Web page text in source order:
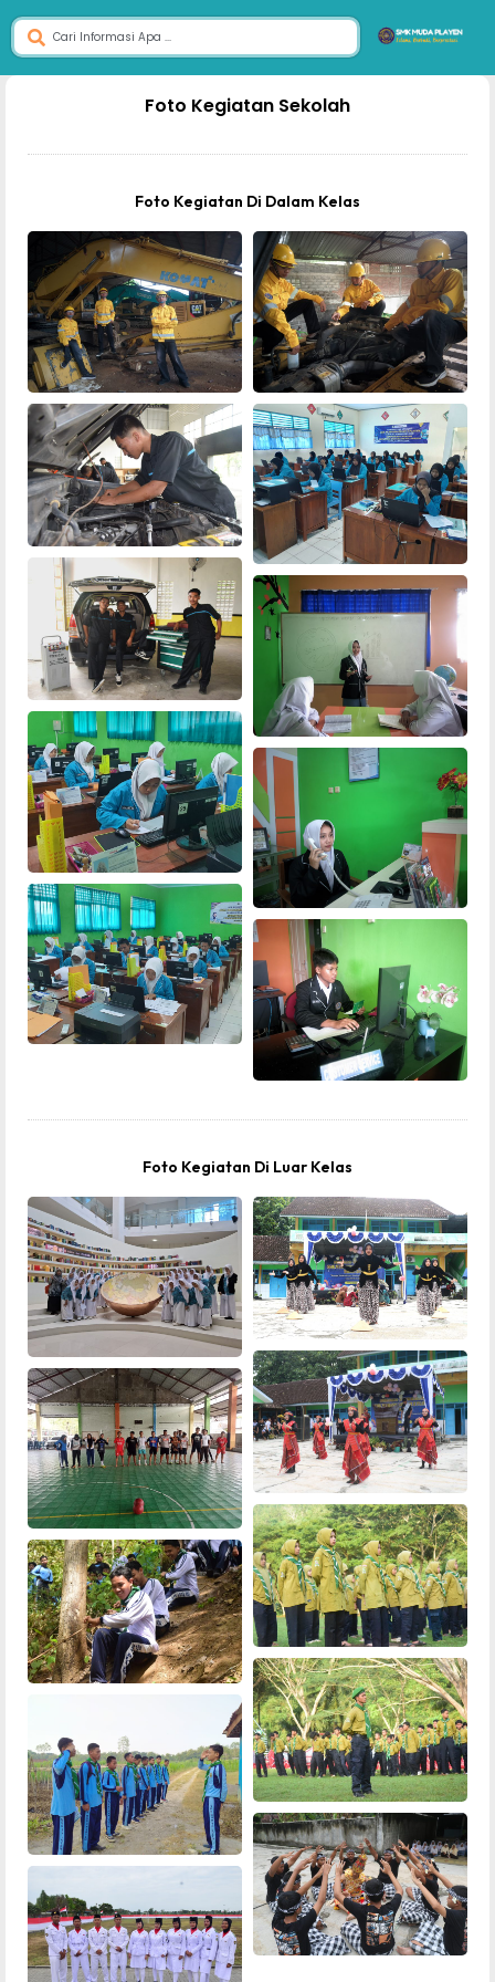
Foto Kegiatan Sekolah
Foto Kegiatan Di Dalam Kelas
Foto Kegiatan Di Luar Kelas